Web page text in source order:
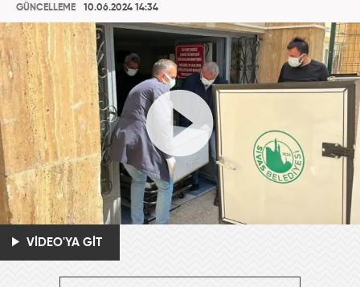
GÜNCELLEME
10.06.2024 14:34
VİDEO'YA GİT